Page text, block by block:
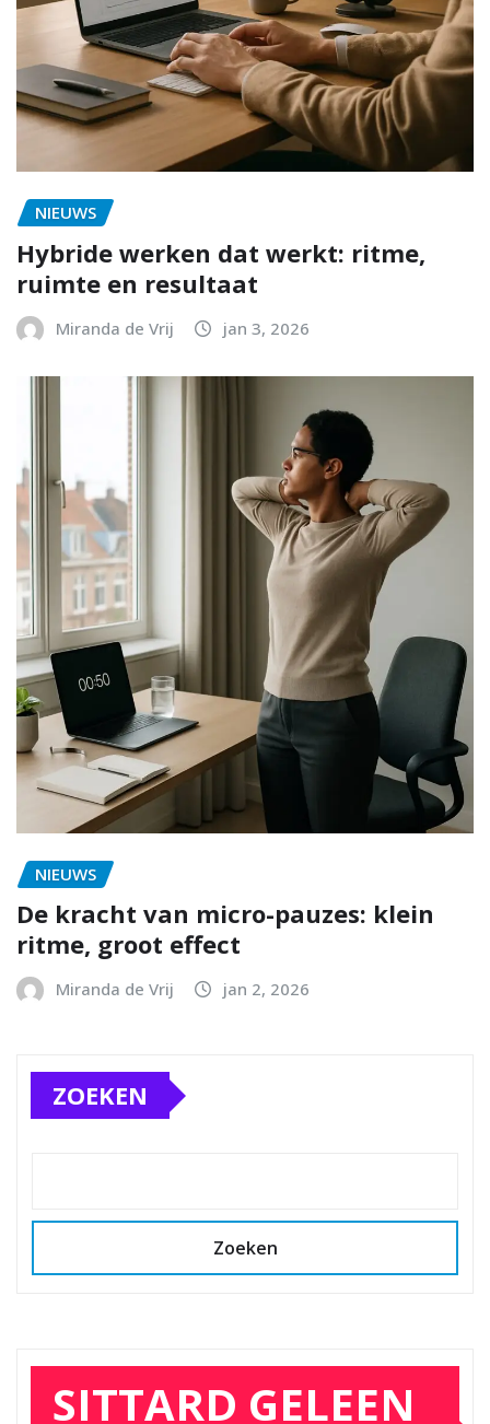
NIEUWS
Hybride werken dat werkt: ritme,
ruimte en resultaat
Miranda de Vrij jan 3, 2026
NIEUWS
De kracht van micro-pauzes: klein
ritme, groot effect
Miranda de Vrij jan 2, 2026
ZOEKEN
Zoeken
SITTARD GELEEN